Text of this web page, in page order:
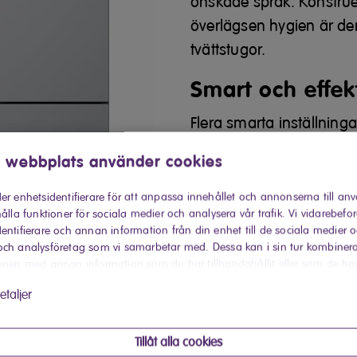
webbplats använder cookies
enhetsidentifierare för att anpassa innehållet och annonserna till
funktioner för sociala medier och analysera vår trafik. Vi
och annan information från din enhet till de sociala medier
analysföretag som vi samarbetar med. Dessa kan i sin tur kombinera
Tillåt alla cookies
överlägsen hygien är
tvättstugor.
Smart och
Flera smarta
olika material.
funktion säkerställer
bakterier.
energieffektiv tumling
material.
Den här torktumlaren
tums LED-touchdisplay